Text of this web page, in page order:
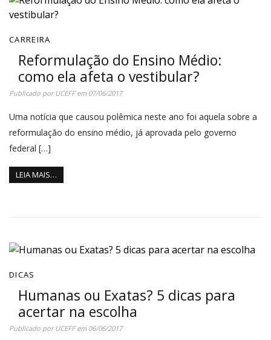
CARREIRA
Reformulação do Ensino Médio:
como ela afeta o vestibular?
Publicado porUCEFFem 07/06/2017
Uma notícia que causou polêmica neste ano foi aquela sobre a
reformulação do ensino médio, já aprovada pelo governo
federal […]
LEIA MAIS…
DICAS
Humanas ou Exatas? 5 dicas para
acertar na escolha
Publicado porUCEFFem 06/06/2017